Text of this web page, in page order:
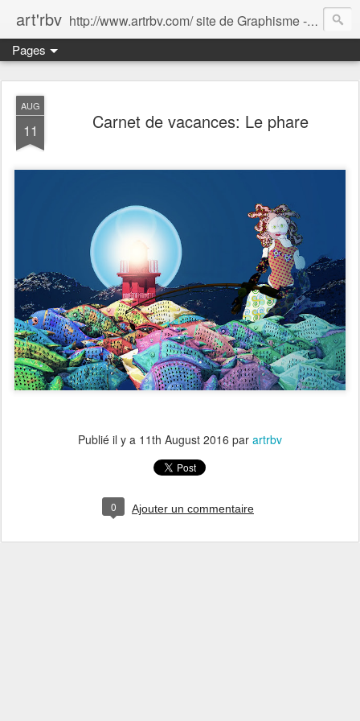
art'rbv http://www.artrbv.com/ site de Graphisme - Illustrations - Edition - Animations - Publicité
Pages
AUG
11 Carnet de vacances: Le phare
Publié il y a 11th August 2016 par artrbv
0 Ajouter un commentaire